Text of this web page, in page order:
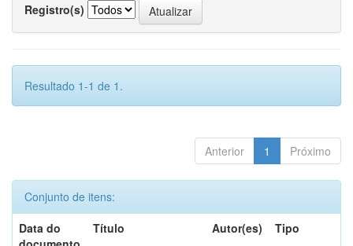
Registro(s)
Resultado 1-1 de 1.
Anterior 1 Próximo
Conjunto de itens:
Data do
Título Autor(es) Tipo